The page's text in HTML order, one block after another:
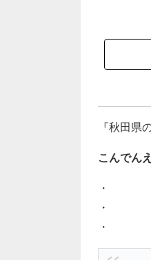
『秋田県
こんでん
・
・
・